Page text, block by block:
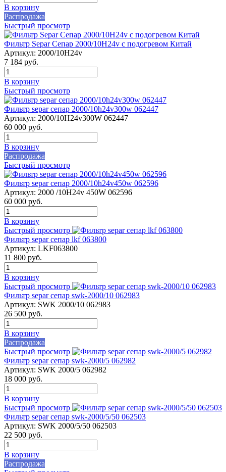
В корзину
Распродажа
Быстрый просмотр
Фильтр Separ Сепар 2000/10H24v с подогревом Китай
Артикул: 2000/10H24v
7 184 руб.
В корзину
Быстрый просмотр
Фильтр separ сепар 2000/10h24v300w 062447
Артикул: 2000/10H24v300W 062447
60 000 руб.
В корзину
Распродажа
Быстрый просмотр
Фильтр separ сепар 2000/10h24v450w 062596
Артикул: 2000 /10H24v 450W 062596
60 000 руб.
В корзину
Быстрый просмотр
Фильтр separ сепар lkf 063800
Артикул: LKF063800
11 800 руб.
В корзину
Быстрый просмотр
Фильтр separ сепар swk-2000/10 062983
Артикул: SWK 2000/10 062983
26 500 руб.
В корзину
Распродажа
Быстрый просмотр
Фильтр separ сепар swk-2000/5 062982
Артикул: SWK 2000/5 062982
18 000 руб.
В корзину
Быстрый просмотр
Фильтр separ сепар swk-2000/5/50 062503
Артикул: SWK 2000/5/50 062503
22 500 руб.
В корзину
Распродажа